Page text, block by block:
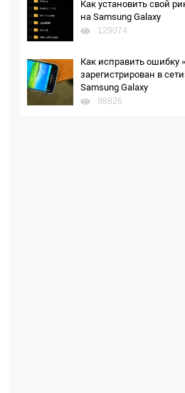
Как установить свой
на Samsung Galaxy
129074
Как исправить ошибку
зарегистрирован в
Samsung Galaxy
98826